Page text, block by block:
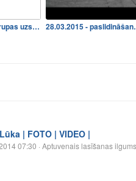
Vtorov Project grupas uzstā…
| FOTO | VIDEO |
07:30 · Aptuvenais lasīšanas